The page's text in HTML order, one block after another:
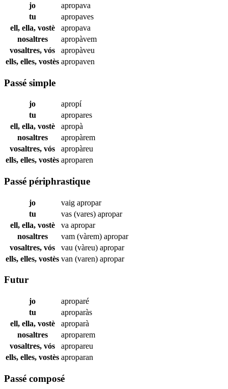
jo
apropava
tu
apropaves
ell, ella, vostè
apropava
nosaltres
apropàvem
vosaltres, vós
apropàveu
ells, elles, vostès apropaven
Passé simple
jo
apropí
tu
apropares
ell, ella, vostè
apropà
nosaltres
apropàrem
vosaltres, vós
apropàreu
ells, elles, vostès aproparen
Passé périphrastique
jo vaig apropar
tu
vas (vares) apropar
ell, ella, vostè
va apropar
nosaltres
vam (vàrem) apropar
vosaltres, vós
vau (vàreu) apropar
ells, elles, vostès van (varen) apropar
Futur
jo
aproparé
tu
aproparàs
ell, ella, vostè
aproparà
nosaltres
aproparem
vosaltres, vós
apropareu
ells, elles, vostès aproparan
Passé composé